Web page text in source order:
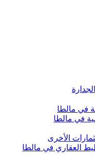
في مالطا
في مالطا
الأخرى
العقاري في مالطا